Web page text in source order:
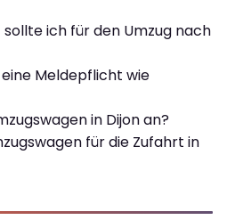
ich für den Umzug nach
Meldepflicht wie
in Dijon an?
für die Zufahrt in